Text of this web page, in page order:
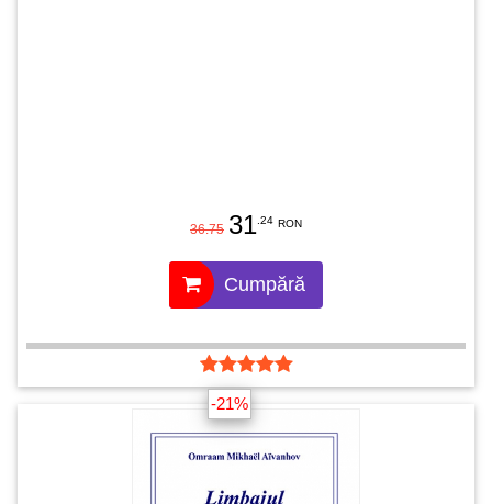
36.75 31 .24 RON
Cumpără
-21%